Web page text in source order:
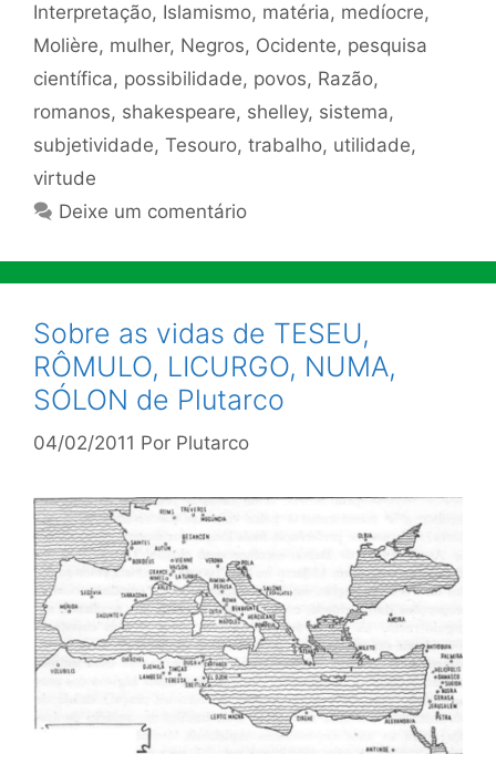
Interpretação, Islamismo, matéria, medíocre,
Molière, mulher, Negros, Ocidente, pesquisa
científica, possibilidade, povos, Razão,
romanos, shakespeare, shelley, sistema,
subjetividade, Tesouro, trabalho, utilidade,
virtude
Deixe um comentário
Sobre as vidas de TESEU,
RÔMULO, LICURGO, NUMA,
SÓLON de Plutarco
04/02/2011 Por Plutarco